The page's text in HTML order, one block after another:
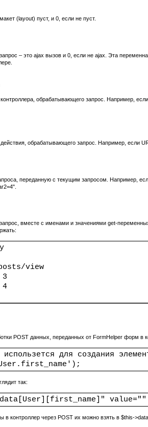
(layout) пуст, и 0, если не пуст.
– это ajax вызов и 0, если не ajax. Эта
обрабатывающего запрос. Например,
обрабатывающего запрос. Например, если
переданную с текущим запросом. Например,
вместе с именами и значениями get-
view
POST данных, переданных от FormHelper форм в
для создания
так:
в контроллер через POST их можно взять в $this->data